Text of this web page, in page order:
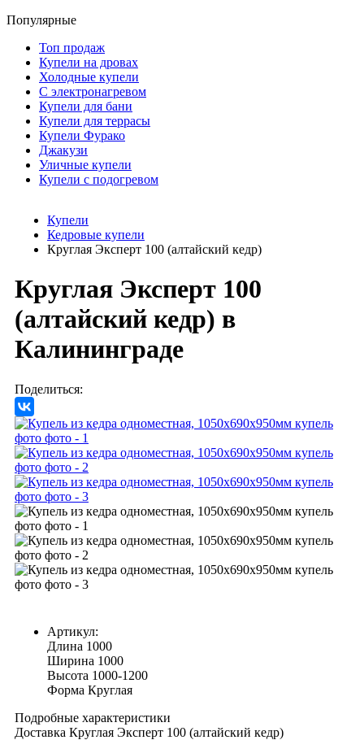
Популярные
Топ продаж
Купели на дровах
Холодные купели
С электронагревом
Купели для бани
Купели для террасы
Купели Фурако
Джакузи
Уличные купели
Купели с подогревом
Купели
Кедровые купели
Круглая Эксперт 100 (алтайский кедр)
Круглая Эксперт 100
(алтайский кедр) в
Калининграде
Поделиться:
Артикул:
Длина 1000
Ширина 1000
Высота 1000-1200
Форма Круглая
Подробные характеристики
Доставка Круглая Эксперт 100 (алтайский кедр)